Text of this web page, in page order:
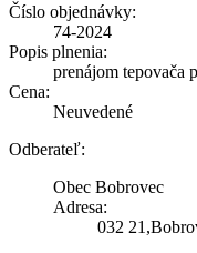
Číslo objednávky:
74-2024
Popis plnenia:
prenájom tepovača
Cena:
Neuvedené
Odberateľ:
Obec Bobrovec
Adresa:
032